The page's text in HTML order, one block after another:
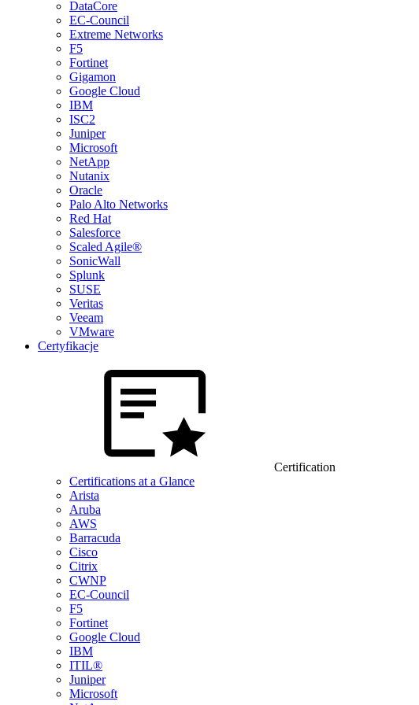
DataCore
EC-Council
Extreme Networks
F5
Fortinet
Gigamon
Google Cloud
IBM
ISC2
Juniper
Microsoft
NetApp
Nutanix
Oracle
Palo Alto Networks
Red Hat
Salesforce
Scaled Agile®
SonicWall
Splunk
SUSE
Veritas
Veeam
VMware
Certyfikacje
Certification
Certifications at a Glance
Arista
Aruba
AWS
Barracuda
Cisco
Citrix
CWNP
EC-Council
F5
Fortinet
Google Cloud
IBM
ITIL®
Juniper
Microsoft